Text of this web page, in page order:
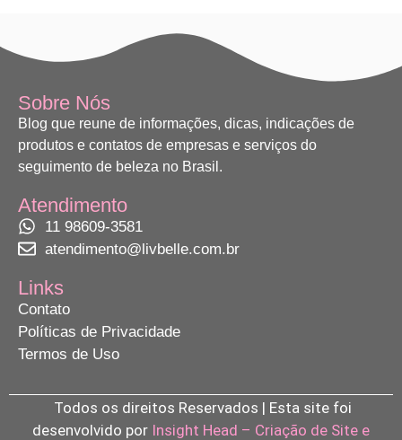
Sobre Nós
Blog que reune de informações, dicas, indicações de
produtos e contatos de empresas e serviços do
seguimento de beleza no Brasil.
Atendimento
11 98609-3581
atendimento@livbelle.com.br
Links
Contato
Políticas de Privacidade
Termos de Uso
Todos os direitos Reservados | Esta site foi
desenvolvido por Insight Head – Criação de Site e